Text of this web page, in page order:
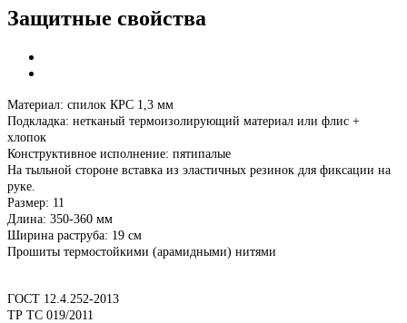
Защитные свойства
Материал: спилок КРС 1,3 мм
Подкладка: нетканый термоизолирующий материал или флис +
хлопок
Конструктивное исполнение: пятипалые
На тыльной стороне вставка из эластичных резинок для фиксации на
руке.
Размер: 11
Длина: 350-360 мм
Ширина раструба: 19 см
Прошиты термостойкими (арамидными) нитями
ГОСТ 12.4.252-2013
ТР ТС 019/2011